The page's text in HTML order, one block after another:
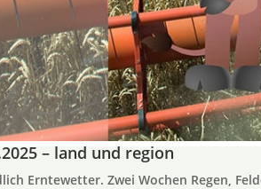
– land und region
Erntewetter. Zwei Wochen Regen,